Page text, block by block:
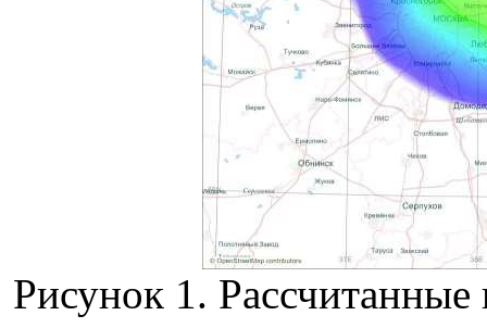
Рисунок 1.